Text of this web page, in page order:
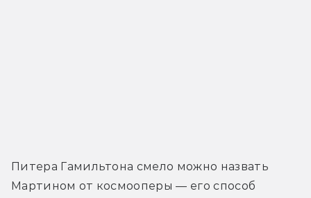
Питера Гамильтона смело можно назвать
Мартином от космооперы — его способ